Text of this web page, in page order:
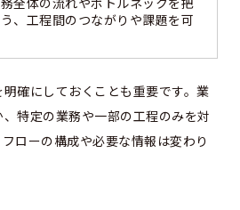
、工程間のつながりや課題を可
確にしておくことも重要です。業
特定の業務や一部の工程のみを対
ローの構成や必要な情報は変わり